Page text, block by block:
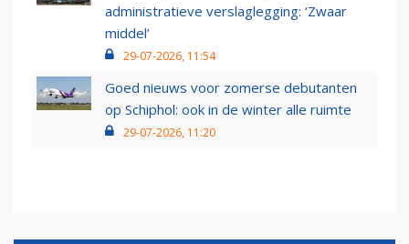
administratieve verslaglegging: ‘Zwaar
middel’
29-07-2026, 11:54
Goed nieuws voor zomerse debutanten
op Schiphol: ook in de winter alle ruimte
29-07-2026, 11:20